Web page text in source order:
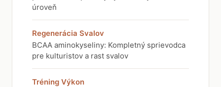
úroveň
Regenerácia Svalov
BCAA aminokyseliny: Kompletný sprievodca
pre kulturistov a rast svalov
Tréning Výkon